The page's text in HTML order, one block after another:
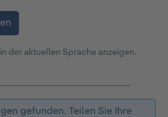
der aktuellen Sprache anzeigen.
gefunden. Teilen Sie Ihre